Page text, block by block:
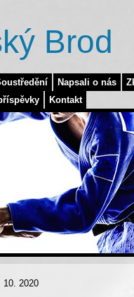
Napsali o nás
Kontakt
Brod
10. 2020